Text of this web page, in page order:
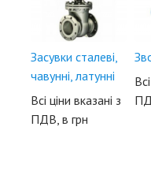
Засувки сталеві,
чавунні, латунні
Всі ціни вказані з
ПДВ, в грн